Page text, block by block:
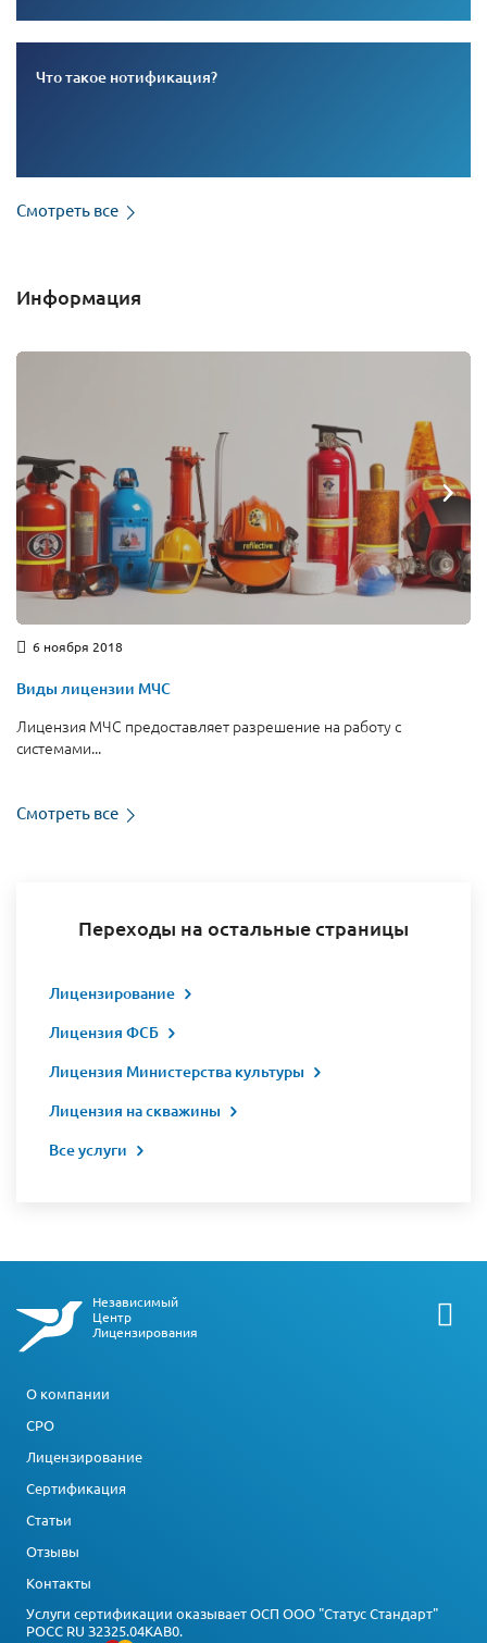
Что такое нотификация?
Смотреть все
Информация
6 ноября 2018
Виды лицензии МЧС
Лицензия МЧС предоставляет разрешение на работу с
системами...
Смотреть все
Переходы на остальные страницы
Лицензирование
Лицензия ФСБ
Лицензия Министерства культуры
Лицензия на скважины
Все услуги
Независимый
Центр
Лицензирования
О компании
СРО
Лицензирование
Сертификация
Статьи
Отзывы
Контакты
Услуги сертификации оказывает ОСП ООО "Статус Стандарт"
РОСС RU З2325.04КАВ0.